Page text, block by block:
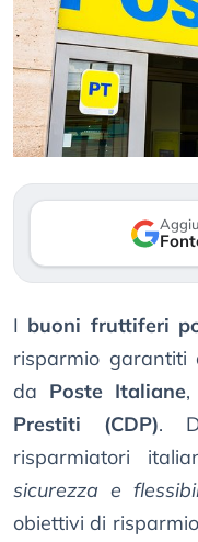
I buoni fruttiferi
risparmio garantiti
da Poste Italiane,
Prestiti (CDP).
risparmiatori
sicurezza e
obiettivi di